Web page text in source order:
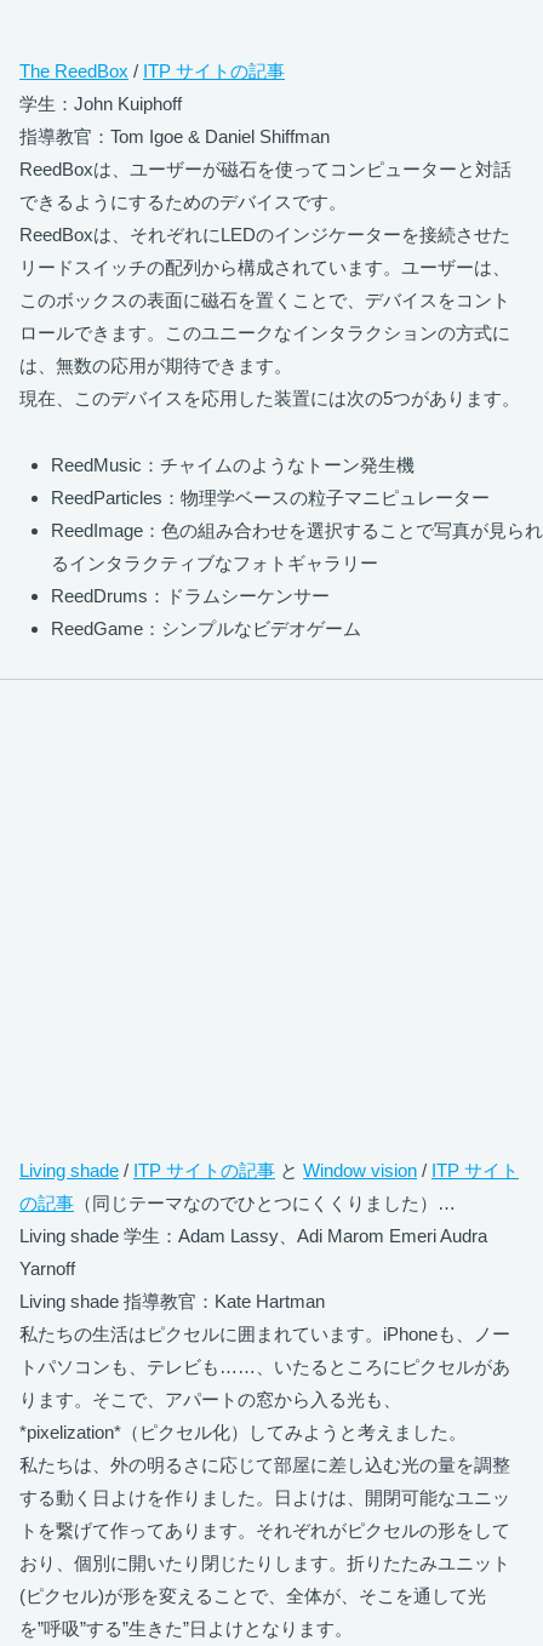
The ReedBox / ITP サイトの記事
学生：John Kuiphoff
指導教官：Tom Igoe & Daniel Shiffman
ReedBoxは、ユーザーが磁石を使ってコンピューターと対話
できるようにするためのデバイスです。
ReedBoxは、それぞれにLEDのインジケーターを接続させた
リードスイッチの配列から構成されています。ユーザーは、
このボックスの表面に磁石を置くことで、デバイスをコント
ロールできます。このユニークなインタラクションの方式に
は、無数の応用が期待できます。
現在、このデバイスを応用した装置には次の5つがあります。
ReedMusic：チャイムのようなトーン発生機
ReedParticles：物理学ベースの粒子マニピュレーター
ReedImage：色の組み合わせを選択することで写真が見られ
るインタラクティブなフォトギャラリー
ReedDrums：ドラムシーケンサー
ReedGame：シンプルなビデオゲーム
Living shade / ITP サイトの記事 と Window vision / ITP サイト
の記事 （同じテーマなのでひとつにくくりました）…
Living shade 学生：Adam Lassy、Adi Marom Emeri Audra
Yarnoff
Living shade 指導教官：Kate Hartman
私たちの生活はピクセルに囲まれています。iPhoneも、ノー
トパソコンも、テレビも……、いたるところにピクセルがあ
ります。そこで、アパートの窓から入る光も、
*pixelization*（ピクセル化）してみようと考えました。
私たちは、外の明るさに応じて部屋に差し込む光の量を調整
する動く日よけを作りました。日よけは、開閉可能なユニッ
トを繋げて作ってあります。それぞれがピクセルの形をして
おり、個別に開いたり閉じたりします。折りたたみユニット
(ピクセル)が形を変えることで、全体が、そこを通して光
を”呼吸”する”生きた”日よけとなります。